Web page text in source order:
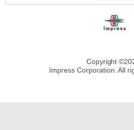
Copyright ©
Impress Corporation. All